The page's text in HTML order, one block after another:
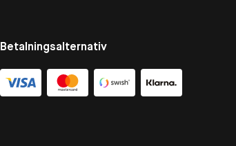
Betalningsalternativ